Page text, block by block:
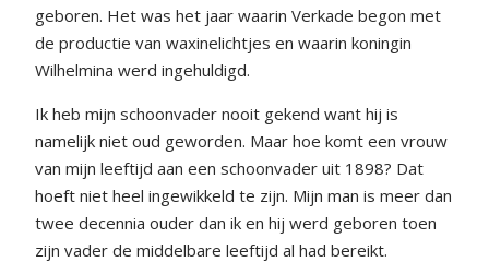
geboren. Het was het jaar waarin Verkade begon met
de productie van waxinelichtjes en waarin koningin
Wilhelmina werd ingehuldigd.
Ik heb mijn schoonvader nooit gekend want hij is
namelijk niet oud geworden. Maar hoe komt een vrouw
van mijn leeftijd aan een schoonvader uit 1898? Dat
hoeft niet heel ingewikkeld te zijn. Mijn man is meer dan
twee decennia ouder dan ik en hij werd geboren toen
zijn vader de middelbare leeftijd al had bereikt.